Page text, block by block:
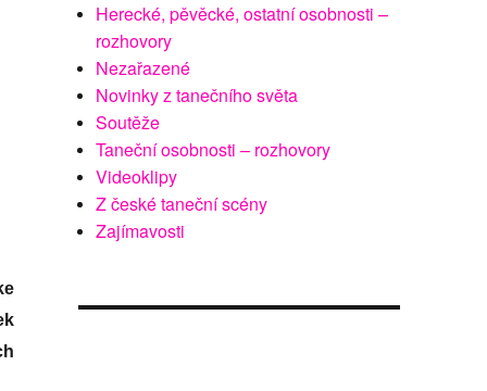
Herecké, pěvěcké, ostatní osobnosti –
rozhovory
Nezařazené
Novinky z tanečního světa
Soutěže
Taneční osobnosti – rozhovory
Videoklipy
Z české taneční scény
Zajímavosti